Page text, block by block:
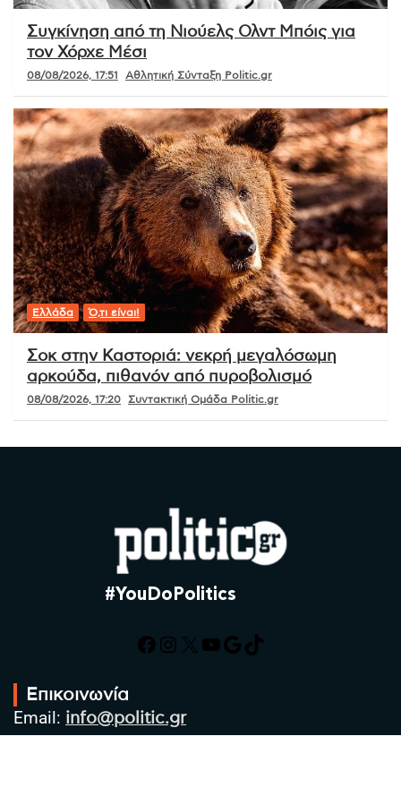
Συγκίνηση από τη Νιούελς Ολντ Μπόις για
τον Χόρχε Μέσι
08/08/2026, 17:51 Αθλητική Σύνταξη Politic.gr
Ελλάδα Ό,τι είναι!
Σοκ στην Καστοριά: νεκρή μεγαλόσωμη
αρκούδα, πιθανόν από πυροβολισμό
08/08/2026, 17:20 Συντακτική Ομάδα Politic.gr
#YouDoPolitics
Facebook
Instagram
X YouTube
Google
TikTok
Επικοινωνία
Email: info@politic.gr
Τηλ: